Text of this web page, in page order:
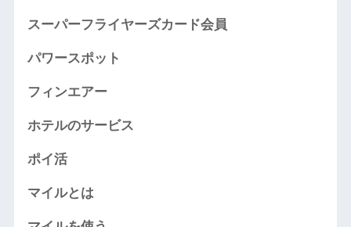
スーパーフライヤーズカード会員
パワースポット
フィンエアー
ホテルのサービス
ポイ活
マイルとは